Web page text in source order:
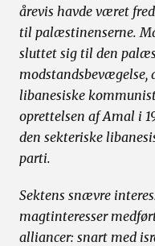
årevis havde været
til palæstinenserne.
sluttet sig til den
modstandsbevægelse,
libanesiske
oprettelsen af Amal i
den sekteriske
parti.
Sektens snævre
magtinteresser
alliancer: snart med